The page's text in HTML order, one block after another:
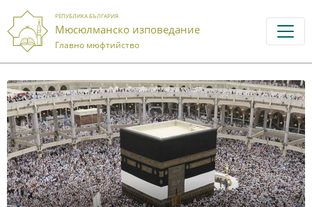
РЕПУБЛИКА БЪЛГАРИЯ
Мюсюлманско изповедание
Главно мюфтийство